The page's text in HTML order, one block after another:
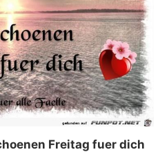
Freitag fuer dich